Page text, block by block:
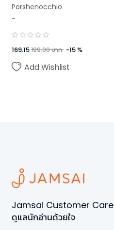
Porshenocchio
-
169.15199.00บาท -15 %
Add Wishlist
Jamsai Customer Care
ดูแลนักอ่านด้วยใจ